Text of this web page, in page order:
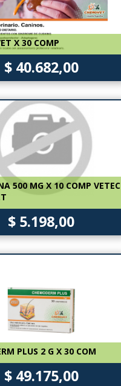
X 30 COMP
$ 40.682,00
500 MG X 10 COMP VETEC
$ 5.198,00
PLUS 2 G X 30 COM
$ 49.175,00